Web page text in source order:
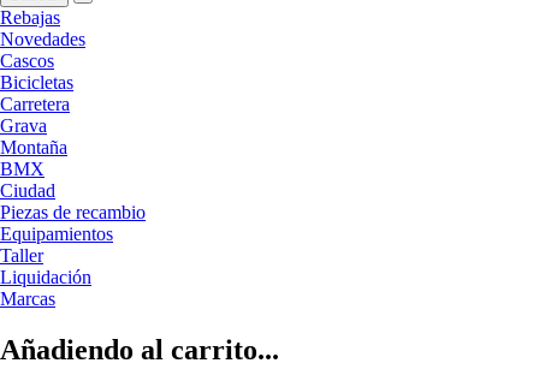
Rebajas
Novedades
Cascos
Bicicletas
Carretera
Grava
Montaña
BMX
Ciudad
Piezas de recambio
Equipamientos
Taller
Liquidación
Marcas
Añadiendo al carrito...